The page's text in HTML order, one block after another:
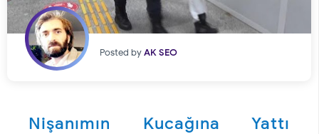
Posted byAK SEO
Nişanımın Kucağına Yattı